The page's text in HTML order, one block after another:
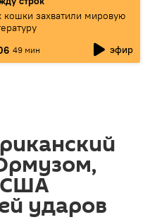
кошки захватили мировую
49 мин эфир
США
ударов